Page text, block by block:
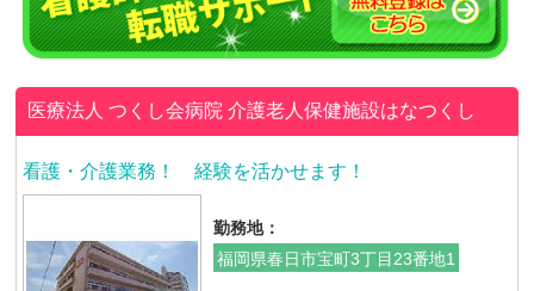
医療法人 つくし会病院介護老人保健施設はなつくし
看護・介護業務！ 経験を活かせます！
勤務地：
福岡県春日市宝町3丁目23番地1